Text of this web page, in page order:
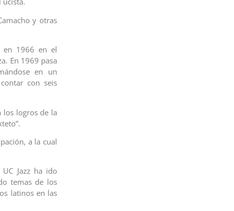
y otras
en 1966 en el
En 1969 pasa
en un
con seis
los logros de la
a la cual
Jazz ha ido
temas de los
latinos en las